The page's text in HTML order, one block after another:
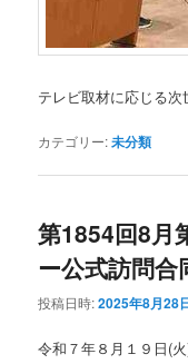
テレビ取材に応じる次
カテゴリー:未分類
第1854回8月
ー公式訪問合
投稿日時:2025年8月28
令和７年８月１９日(